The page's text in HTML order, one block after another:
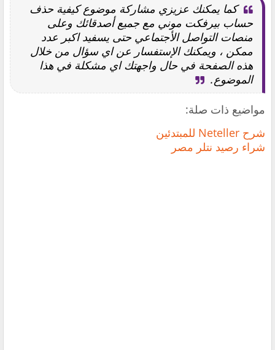
كما يمكنك عزيزي مشاركة موضوع كيفية حذف
حساب بيرفكت موني مع جميع أصدقائك وعلى
منصات التواصل الأجتماعي حتى يسفيد اكبر عدد
ممكن ، ويمكنك الإستفسار عن اي سؤال من خلال
هذه الصفحة في حال واجهتك اي مشكلة في هذا
الموضوع.
مواضيع ذات صلة:
شرح Neteller للمبتدئين
شراء رصيد نتلر مصر